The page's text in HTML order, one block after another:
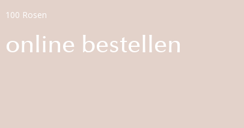
online bestellen
100 Rosen